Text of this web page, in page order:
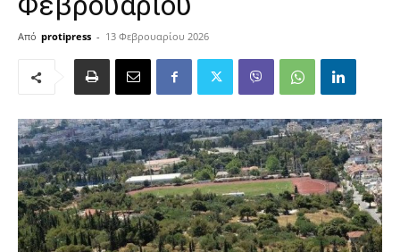
Από protipress - 13 Φεβρουαρίου 2026